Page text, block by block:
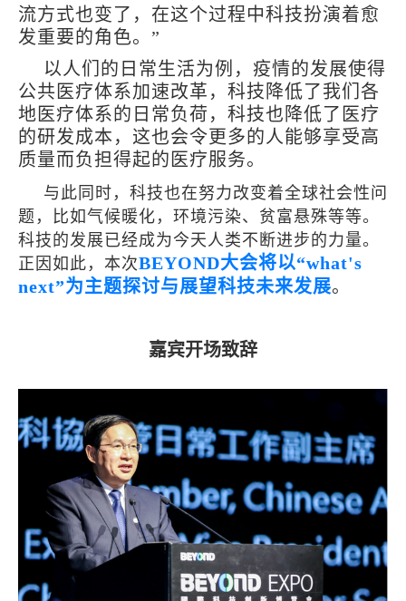
流方式也变了，在这个过程中科技扮演着愈
发重要的角色。”
以人们的日常生活为例，疫情的发展使得
公共医疗体系加速改革，科技降低了我们各
地医疗体系的日常负荷，科技也降低了医疗
的研发成本，这也会令更多的人能够享受高
质量而负担得起的医疗服务。
与此同时，科技也在努力改变着全球社会性问
题，比如气候暖化，环境污染、贫富悬殊等等。
科技的发展已经成为今天人类不断进步的力量。
正因如此，本次BEYOND大会将以“what's
next”为主题探讨与展望科技未来发展。
嘉宾开场致辞